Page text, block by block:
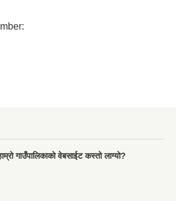
गाउँपालिकाको वेबसाईट कस्तो लाग्यो?